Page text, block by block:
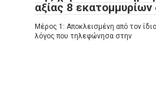
αξίας 8
Μέρος 1: Αποκλεισμένη από τον
λόγος που τηλεφώνησα στην